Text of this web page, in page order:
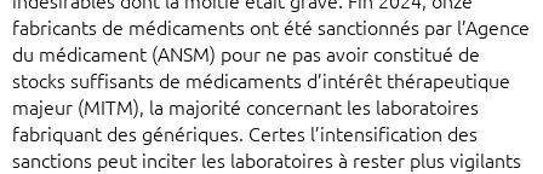
fabricants de médicaments ont été sanctionnés par l’Agence
du médicament (ANSM) pour ne pas avoir constitué de
stocks suffisants de médicaments d’intérêt thérapeutique
majeur (MITM), la majorité concernant les laboratoires
fabriquant des génériques. Certes l’intensification des
sanctions peut inciter les laboratoires à rester plus vigilants